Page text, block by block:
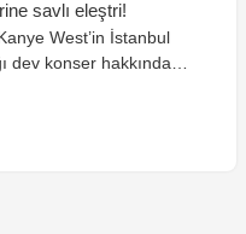
savlı eleştri!
West’in İstanbul
dev konser hakkında